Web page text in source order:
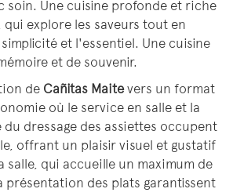
soin. Une cuisine profonde et riche
qui explore les saveurs tout en
et l'essentiel. Une cuisine
et de souvenir.
de Cañitas Maitevers un format
où le service en salle et la
dressage des assiettes occupent
offrant un plaisir visuel et gustatif
salle, qui accueille un maximum de
présentation des plats garantissent